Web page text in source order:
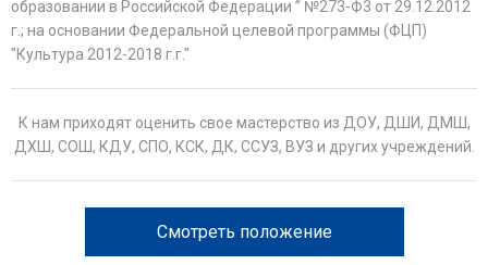
образовании в Российской Федерации ” №273-Ф3 от 29.12.2012
г.; на основании Федеральной целевой программы (ФЦП)
"Культура 2012-2018 г.г."
К нам приходят оценить свое мастерство из ДОУ, ДШИ, ДМШ,
ДХШ, СОШ, КДУ, СПО, КСК, ДК, ССУЗ, ВУЗ и других учреждений.
Смотреть положение